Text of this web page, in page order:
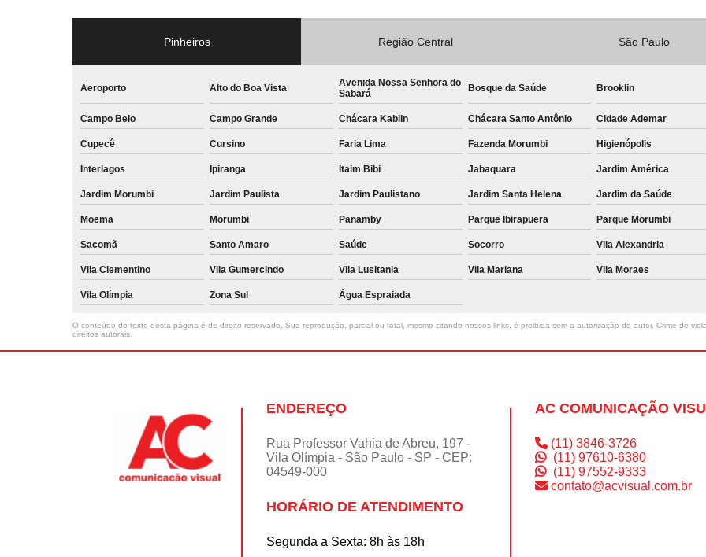
Pinheiros Região Central São Paulo
Aeroporto Alto do Boa Vista
Avenida Nossa Senhora do
Sabará
Bosque da Saúde Brooklin
Campo Belo Campo Grande Chácara Kablin Chácara Santo Antônio Cidade Ademar
Cupecê Cursino Faria Lima Fazenda Morumbi Higienópolis
Interlagos Ipiranga Itaim Bibi Jabaquara Jardim América
Jardim Morumbi Jardim Paulista Jardim Paulistano Jardim Santa Helena Jardim da Saúde
Moema Morumbi Panamby Parque Ibirapuera Parque Morumbi
Sacomã Santo Amaro Saúde Socorro Vila Alexandria
Vila Clementino Vila Gumercindo Vila Lusitania Vila Mariana Vila Moraes
Vila Olímpia Zona Sul Água Espraiada
O conteúdo do texto desta página é de direito reservado. Sua reprodução, parcial ou total, mesmo citando nossos links, é proibida sem a autorização do autor. Crime de
direitos autorais
ENDEREÇO
Rua Professor Vahia de Abreu, 197 -
Vila Olímpia - São Paulo - SP - CEP:
04549-000
HORÁRIO DE ATENDIMENTO
Segunda a Sexta: 8h às 18h
AC COMUNICAÇÃO
(11) 3846-3726
(11) 97610-6380
(11) 97552-9333
contato@acvisual.com.br